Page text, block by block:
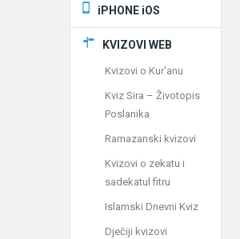
iPHONE iOS
KVIZOVI WEB
Kvizovi o Kur'anu
Kviz Sira – Životopis
Poslanika
Ramazanski kvizovi
Kvizovi o zekatu i
sadekatul fitru
Islamski Dnevni Kviz
Dječiji kvizovi